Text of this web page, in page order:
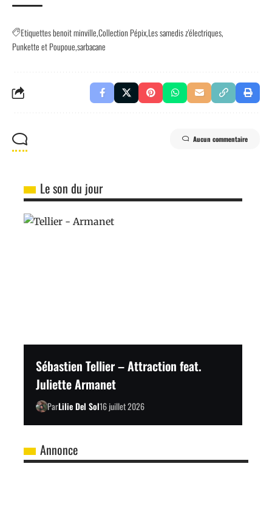
Etiquettesbenoit minvilleCollection PépixLes samedis z'électriques
Punkette et Poupouesarbacane
Aucun commentaire
Le son du jour
Sébastien Tellier – Attraction feat.
Juliette Armanet
ParLilie Del Sol16 juillet 2026
Annonce